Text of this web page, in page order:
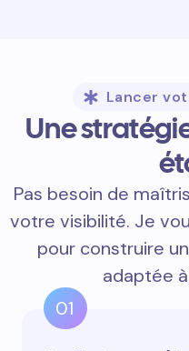
Lancer
Une
Pas besoin de
votre visibilité. Je
pour construire
adaptée
01